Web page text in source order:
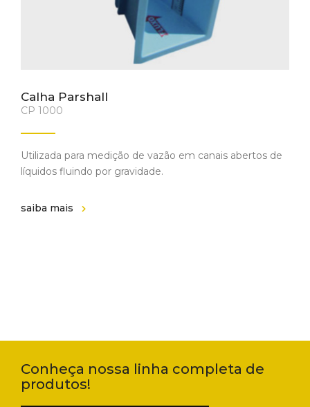
Calha Parshall
CP 1000
Utilizada para medição de vazão em canais abertos de
líquidos fluindo por gravidade.
saiba mais
Conheça nossa linha completa de
produtos!